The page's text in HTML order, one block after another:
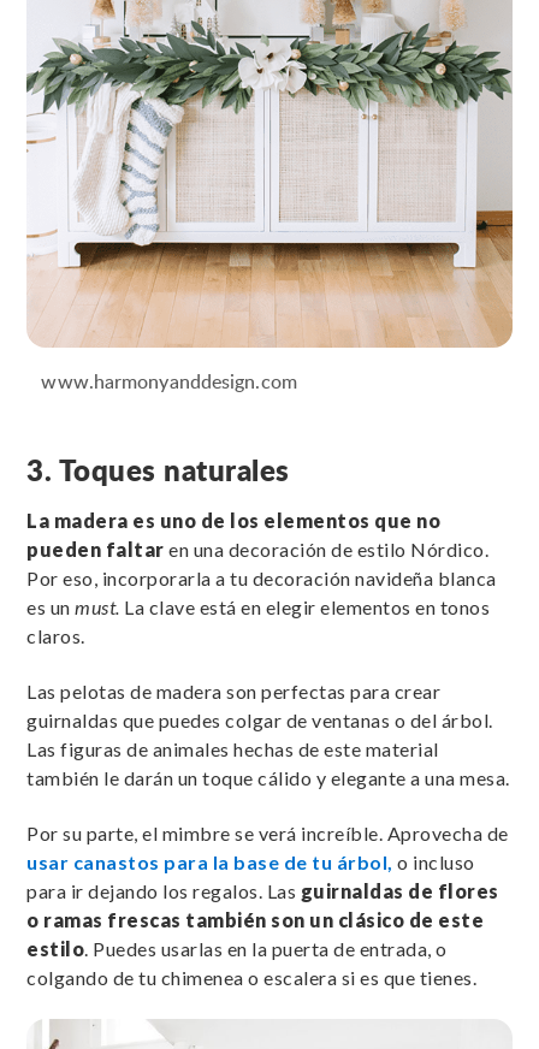
www.harmonyanddesign.com
3. Toques naturales
La madera es uno de los elementos que no
pueden faltaren una decoración de estilo Nórdico.
Por eso, incorporarla a tu decoración navideña blanca
es unmust. La clave está en elegir elementos en tonos
claros.
Las pelotas de madera son perfectas para crear
guirnaldas que puedes colgar de ventanas o del árbol.
Las figuras de animales hechas de este material
también le darán un toque cálido y elegante a una mesa.
Por su parte, el mimbre se verá increíble. Aprovecha de
usar canastos para la base de tu árbol, o incluso
para ir dejando los regalos. Las guirnaldas de flores
o ramas frescas también son un clásico de este
estilo. Puedes usarlas en la puerta de entrada, o
colgando de tu chimenea o escalera si es que tienes.